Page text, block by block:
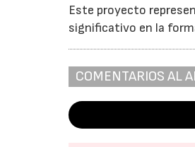
Este proyecto
significativo en la
COMENTARIOS AL